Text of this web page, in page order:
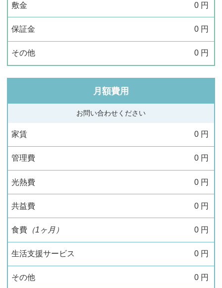
敷金 0 円
保証金 0 円
その他 0 円
月額費用
お問い合わせください
家賃 0 円
管理費 0 円
光熱費 0 円
共益費 0 円
食費（1ヶ月） 0 円
生活支援サービス 0 円
その他 0 円